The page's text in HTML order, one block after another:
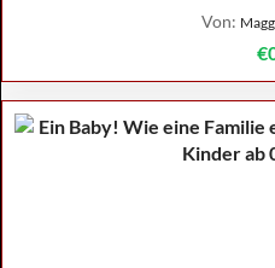
Von: